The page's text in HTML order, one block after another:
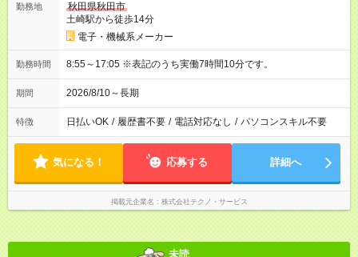
勤務地
秋田県秋田市
土崎駅から徒歩14分
電子・機械系メーカー
勤務時間 8:55～17:05 ※表記のうち実働7時間10分です。
期間 2026/8/10～長期
特徴 日払いOK / 履歴書不要 / 電話対応なし / パソコンスキル不要
気になる！ 応募する 詳細へ
掲載元企業名 株式会社テクノ・サービス
未読